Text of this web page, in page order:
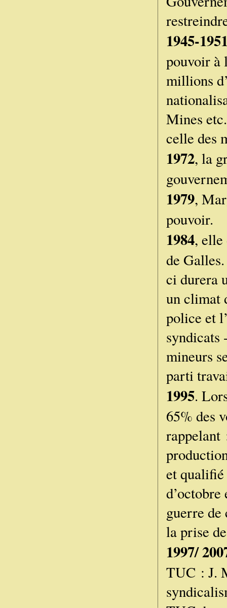
1945-
pouvoir à
millions
Mines
celle des
1972, la
1979,
pouvoir.
1984, elle
de
ci durera
un climat
police et
syndicats
mineurs
parti
1995.
65% des
rappelant
et qualifié
guerre de
la prise
1997/
TUC : J.